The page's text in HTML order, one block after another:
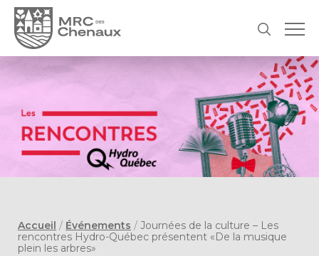
Accueil / Événements / Journées de la culture – Les
rencontres Hydro-Québec présentent «De la musique
plein les arbres»